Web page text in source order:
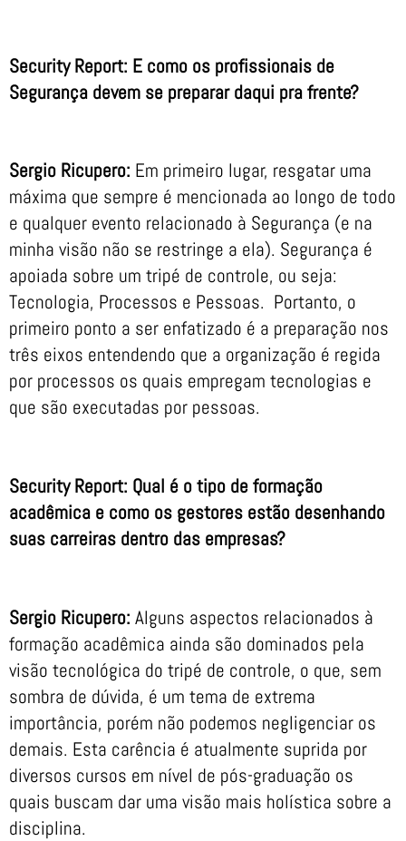
Security Report: E como os profissionais de
Segurança devem se preparar daqui pra frente?
Sergio Ricupero: Em primeiro lugar, resgatar uma
máxima que sempre é mencionada ao longo de todo
e qualquer evento relacionado à Segurança (e na
minha visão não se restringe a ela). Segurança é
apoiada sobre um tripé de controle, ou seja:
Tecnologia, Processos e Pessoas. Portanto, o
primeiro ponto a ser enfatizado é a preparação nos
três eixos entendendo que a organização é regida
por processos os quais empregam tecnologias e
que são executadas por pessoas.
Security Report: Qual é o tipo de formação
acadêmica e como os gestores estão desenhando
suas carreiras dentro das empresas?
Sergio Ricupero: Alguns aspectos relacionados à
formação acadêmica ainda são dominados pela
visão tecnológica do tripé de controle, o que, sem
sombra de dúvida, é um tema de extrema
importância, porém não podemos negligenciar os
demais. Esta carência é atualmente suprida por
diversos cursos em nível de pós-graduação os
quais buscam dar uma visão mais holística sobre a
disciplina.